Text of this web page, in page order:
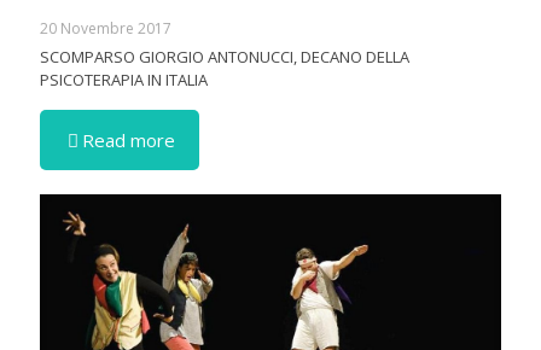
20 Novembre 2017
SCOMPARSO GIORGIO ANTONUCCI, DECANO DELLA
PSICOTERAPIA IN ITALIA
Read more